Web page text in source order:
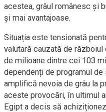
acestea, grâul românesc și
și mai avantajoase.
Situația este tensionată
valutară cauzată de
de milioane dintre cei 103
dependenți de programul
amplifică nevoia de grâu la
aceste provocări, în ultimul
Egipt a decis să